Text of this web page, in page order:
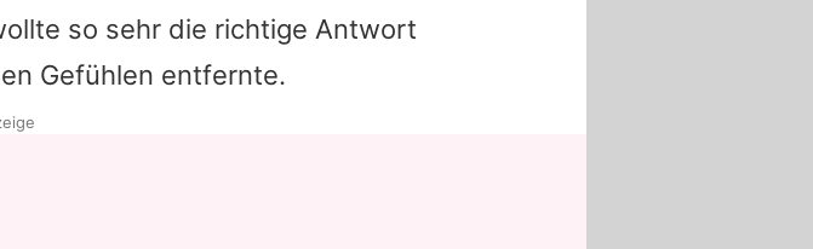
so sehr die richtige Antwort
Gefühlen entfernte.